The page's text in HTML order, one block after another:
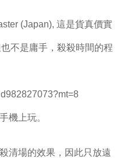
(Japan), 這是貨真價實
不是庸手，殺殺時間的程
機上玩。
清場的效果，因此只放遠